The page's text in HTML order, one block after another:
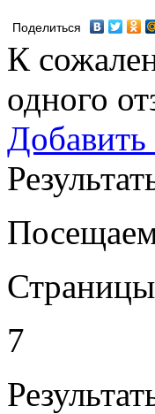
Поделиться
К
одного
7